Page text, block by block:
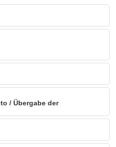
/ Übergabe der